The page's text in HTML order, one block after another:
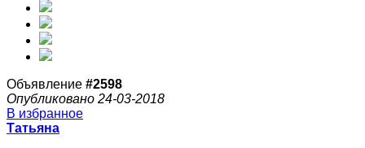
Объявление #2598
Опубликовано 24-03-2018
В избранное
Татьяна